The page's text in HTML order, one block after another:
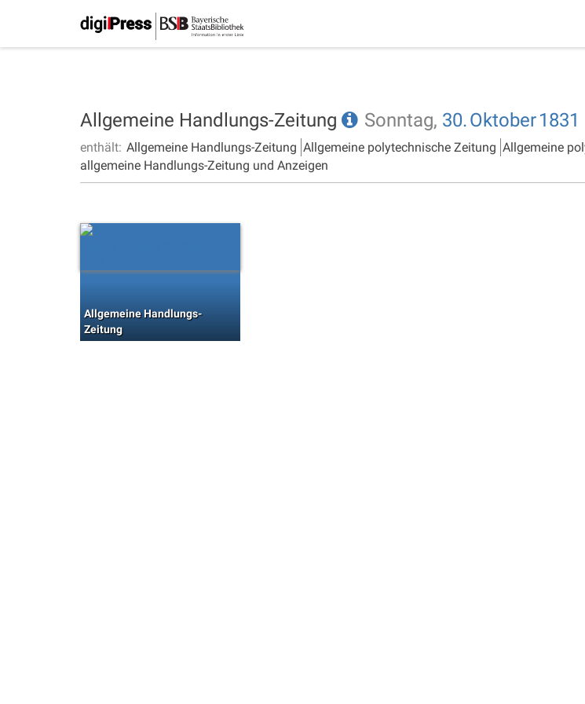
Allgemeine Handlungs-Zeitung Sonntag, 30.Oktober1831
enthält: Allgemeine Handlungs-Zeitung Allgemeine polytechnische Zeitung Allgemeine
allgemeine Handlungs-Zeitung und Anzeigen
Allgemeine Handlungs-
Zeitung